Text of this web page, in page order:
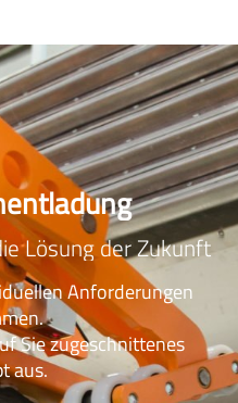
Lösung der Zukunft
Anforderungen
Sie zugeschnittenes
aus.